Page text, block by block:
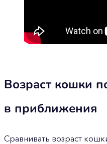
Возраст кошки
в приближения
Сравнивать возраст